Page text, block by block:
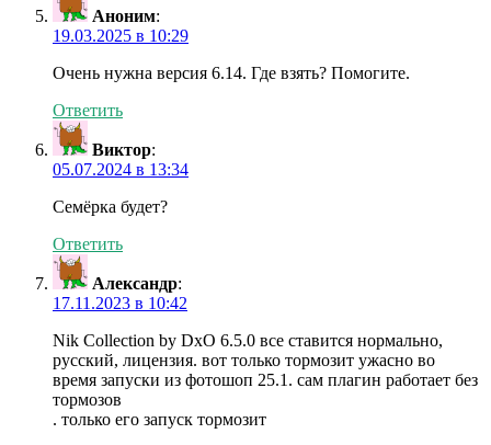
Аноним:
19.03.2025 в 10:29
Очень нужна версия 6.14. Где взять? Помогите.
Ответить
Виктор:
05.07.2024 в 13:34
Семёрка будет?
Ответить
Александр:
17.11.2023 в 10:42
Nik Collection by DxO 6.5.0 все ставится нормально,
русский, лицензия. вот только тормозит ужасно во
время запуски из фотошоп 25.1. сам плагин работает без
тормозов
. только его запуск тормозит